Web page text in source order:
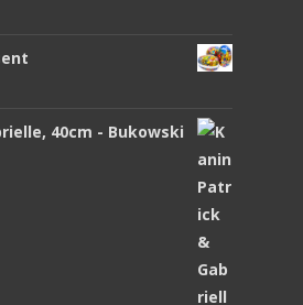
40cm - Bukowski